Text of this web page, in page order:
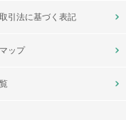
引法に基づく表記
ップ